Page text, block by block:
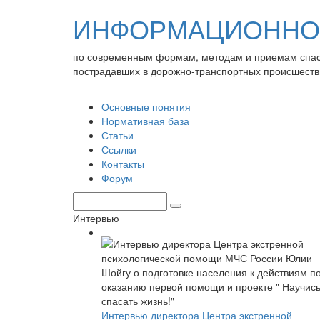
по современным формам, методам и приемам
пострадавших в дорожно-транспортных
Основные понятия
Нормативная база
Статьи
Ссылки
Контакты
Форум
Интервью
Интервью директора Центра экстренной